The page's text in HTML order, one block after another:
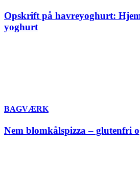
Opskrift på havreyoghurt:
yoghurt
BAGVÆRK
Nem blomkålspizza – glutenfri